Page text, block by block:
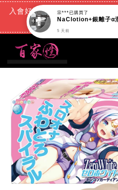
入會好禮:(消費滿888元=現折
費)+(交易完成再
宗***已購買了
NaClotion+銀離子α
5 天前